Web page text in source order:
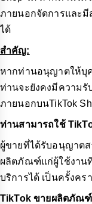
ภายนอกจัดการและมี
ได้
สำคัญ:
หากท่านอนุญาตให้บุ
ท่านจะยังคงมีความ
ภายนอกบนTikTok
ท่านสามารถใช้
ผู้ขายที่ได้รับอนุญาตส
ผลิตภัณฑ์แก่ผู้ใช้งานที่
บริการได้ เป็นครั้งคร
TikTok ขายผลิตภัณฑ์